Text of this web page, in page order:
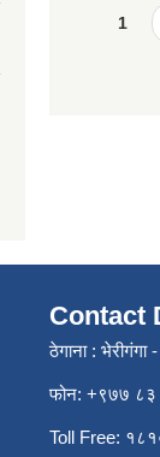
1
Contact
ठेगाना :
फोन: +९७७
Toll Free: